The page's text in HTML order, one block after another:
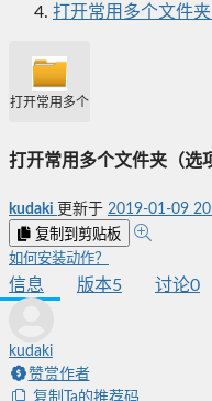
打开常用多个文件夹
打开常用多个文件夹（选项模式）
打开常用多个文件夹（选
kudaki 更新于 2019-01-09
复制到剪贴板
如何安装动作？
信息 版本5 讨论0
kudaki
赞赏作者
复制Ta的推荐码